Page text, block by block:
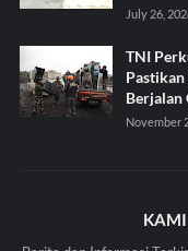
July 26,
TNI
Pastikan
Berjalan
November
KAMI